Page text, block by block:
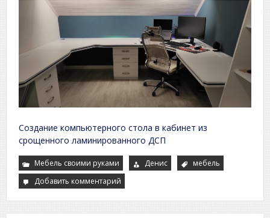
Создание компьютерного стола в кабинет из
срощенного ламинированного ДСП
Мебель своими руками Денис
мебель
Добавить комментарий
Двойной